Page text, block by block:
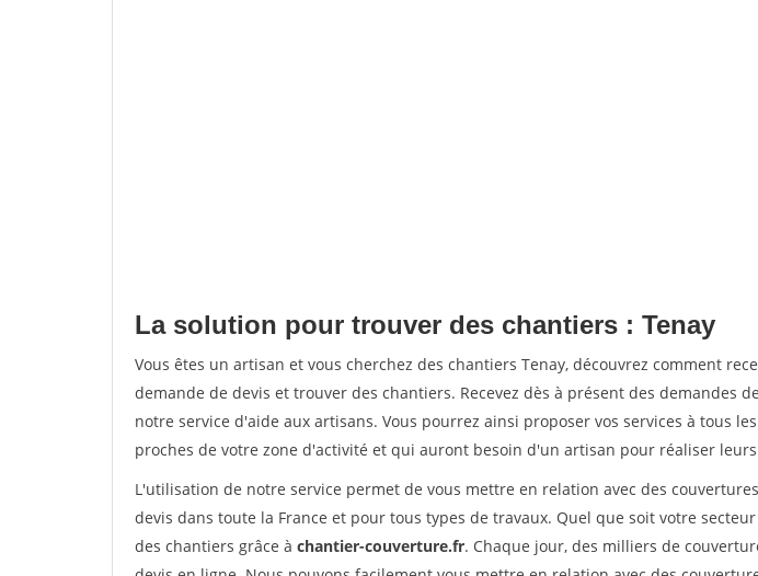
La solution pour trouver des chantiers : Tenay
Vous êtes un artisan et vous cherchez des chantiers Tenay, découvrez comment
demande de devis et trouver des chantiers. Recevez dès à présent des demandes
notre service d'aide aux artisans. Vous pourrez ainsi proposer vos services à tous
proches de votre zone d'activité et qui auront besoin d'un artisan pour réaliser
L'utilisation de notre service permet de vous mettre en relation avec des
devis dans toute la France et pour tous types de travaux. Quel que soit votre
des chantiers grâce à chantier-couverture.fr. Chaque jour, des milliers de